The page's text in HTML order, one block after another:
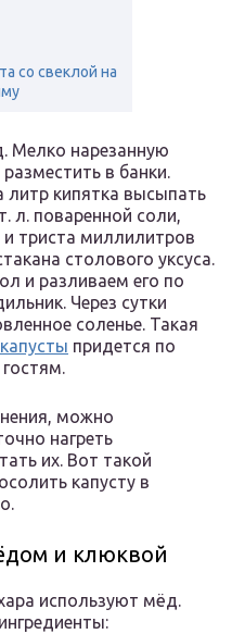
со свеклой на
Мелко нарезанную
в банки.
литр кипятка высыпать
л. поваренной соли,
триста миллилитров
столового уксуса.
и разливаем его по
Через сутки
соленье. Такая
придется по
можно
нагреть
их. Вот такой
капусту в
и клюквой
используют мёд.